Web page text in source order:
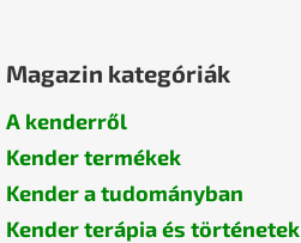
Magazin kategóriák
A kenderről
Kender termékek
Kender a tudományban
Kender terápia és történetek